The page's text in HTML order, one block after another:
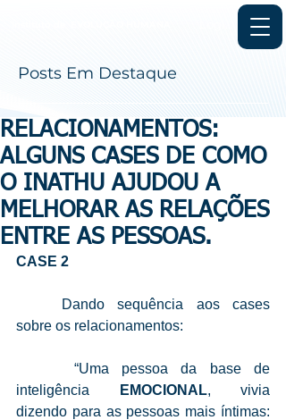
Posts Em Destaque
RELACIONAMENTOS:
ALGUNS CASES DE COMO
O INATHU AJUDOU A
MELHORAR AS RELAÇÕES
ENTRE AS PESSOAS.
CASE 2
sobre os relacionamentos:
inteligência
EMOCIONAL, vivia
dizendo para as pessoas mais íntimas: